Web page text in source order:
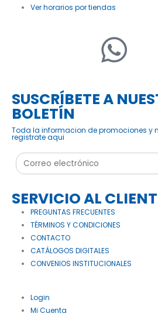
Ver horarios por tiendas
SUSCRÍBETE A
BOLETÍN
Toda la informacion de promociones y
registrate aqui
SERVICIO AL
PREGUNTAS FRECUENTES
TÉRMINOS Y CONDICIONES
CONTACTO
CATÁLOGOS DIGITALES
CONVENIOS INSTITUCIONALES
Login
Mi Cuenta